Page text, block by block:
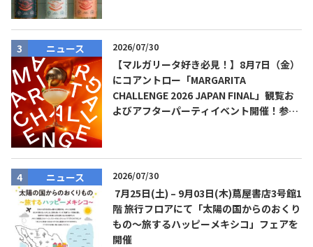
Tequila Journal SNS 在日メキシコ大使館 SNS
ニュース 2026/07/30
【マルガリータ好き必見！】8月7日（金）
にコアントロー「MARGARITA
CHALLENGE 2026 JAPAN FINAL」観覧お
よびアフターパーティイベント開催！参加
ニュース 2026/07/30
7月25日(土) – 9月03日(木)蔦屋書店3号館1
階 旅行フロアにて「太陽の国からのおくり
もの～旅するハッピーメキシコ」フェアを
開催